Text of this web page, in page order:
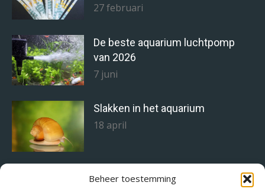
Beheer toestemming
27 februari
De beste aquarium luchtpomp
van 2026
7 juni
Slakken in het aquarium
18 april
Staghorn alg bestrijden doe je zo!